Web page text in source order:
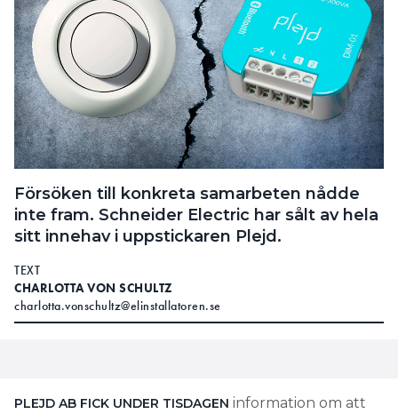
Försöken till konkreta samarbeten nådde
inte fram. Schneider Electric har sålt av hela
sitt innehav i uppstickaren Plejd.
TEXT
CHARLOTTA VON SCHULTZ
charlotta.vonschultz@elinstallatoren.se
PLEJD AB FICK UNDER TISDAGEN information om att